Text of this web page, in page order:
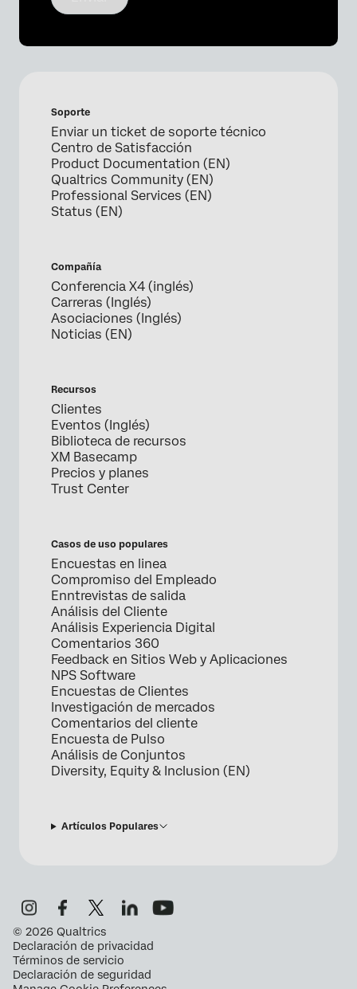
Soporte
Enviar un ticket de soporte técnico
Centro de Satisfacción
Product Documentation (EN)
Qualtrics Community (EN)
Professional Services (EN)
Status (EN)
Compañía
Conferencia X4 (inglés)
Carreras (Inglés)
Asociaciones (Inglés)
Noticias (EN)
Recursos
Clientes
Eventos (Inglés)
Biblioteca de recursos
XM Basecamp
Precios y planes
Trust Center
Casos de uso populares
Encuestas en linea
Compromiso del Empleado
Enntrevistas de salida
Análisis del Cliente
Análisis Experiencia Digital
Comentarios 360
Feedback en Sitios Web y Aplicaciones
NPS Software
Encuestas de Clientes
Investigación de mercados
Comentarios del cliente
Encuesta de Pulso
Análisis de Conjuntos
Diversity, Equity & Inclusion (EN)
Artículos Populares
© 2026 Qualtrics
Declaración de privacidad
Términos de servicio
Declaración de seguridad